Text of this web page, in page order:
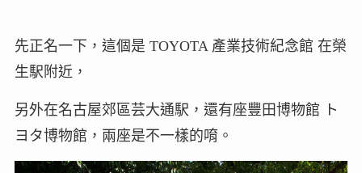
先正名一下，這個是 TOYOTA 產業技術紀念館 在榮
生駅附近，
另外在名古屋郊區芸大通駅，還有座豐田博物館 ト
ヨタ博物館，兩座是不一樣的唷。